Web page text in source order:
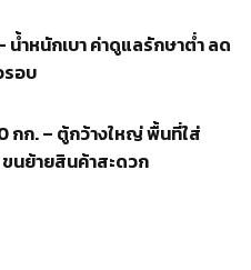
น้ำหนักเบา ค่าดูแลรักษาต่ำ ลด
รอบ
กก. – ตู้กว้างใหญ่ พื้นที่ใส่
นย้ายสินค้าสะดวก